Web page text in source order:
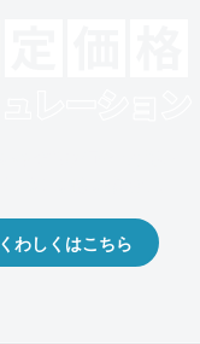
くわしくはこちら